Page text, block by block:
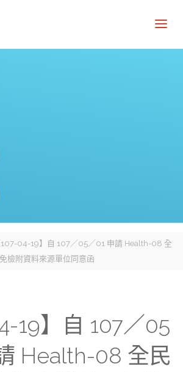
107-04-19】自 107／05／01 申請 Health-08 全
檢附資料來源單位同意函
19】自 107／05
Health-08 全民